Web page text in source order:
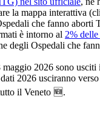
la mappa interattiva
che fanno aborti
è intorno al 2%
degli Ospedali che
maggio 2026 sono usciti
2026 usciranno
il Veneto 🆕.